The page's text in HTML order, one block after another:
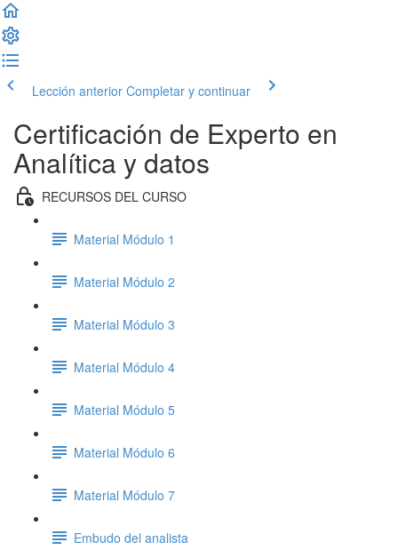
Lección anterior Completar y continuar
Certificación de Experto en
Analítica y datos
RECURSOS DEL CURSO
Material Módulo 1
Material Módulo 2
Material Módulo 3
Material Módulo 4
Material Módulo 5
Material Módulo 6
Material Módulo 7
Embudo del analista